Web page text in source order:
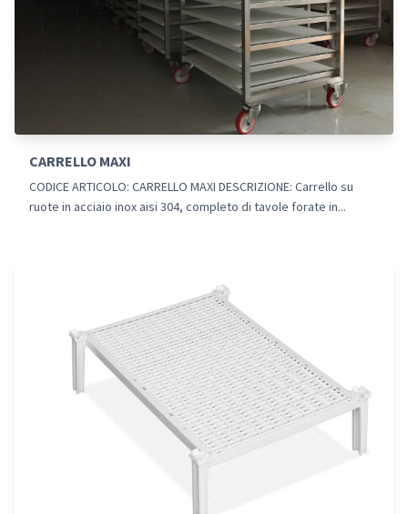
CARRELLO MAXI
CODICE ARTICOLO: CARRELLO MAXI DESCRIZIONE: Carrello su
ruote in acciaio inox aisi 304, completo di tavole forate in...